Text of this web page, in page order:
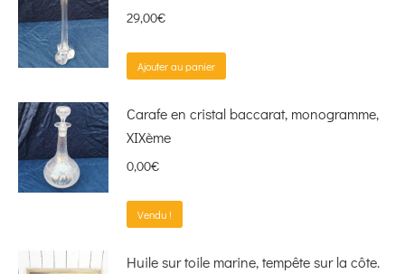
29,00€
Ajouter au panier
Carafe en cristal baccarat, monogramme,
XIXème
0,00€
Vendu !
Huile sur toile marine, tempête sur la côte.